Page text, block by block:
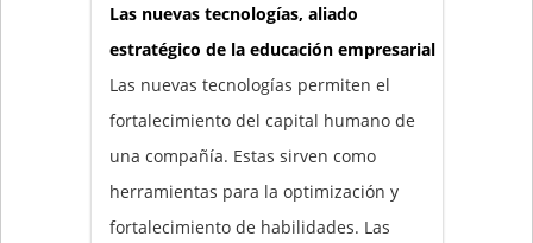
Las nuevas tecnologías, aliado
estratégico de la educación empresarial
Las nuevas tecnologías permiten el
fortalecimiento del capital humano de
una compañía. Estas sirven como
herramientas para la optimización y
fortalecimiento de habilidades. Las